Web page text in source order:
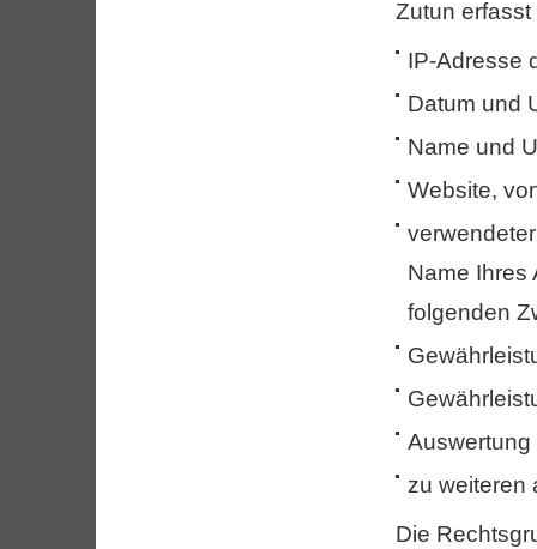
Zutun
IP-Adresse
Datum und
Name und
Website,
Name Ihres
folgenden
Auswertung
zu weiteren
Die